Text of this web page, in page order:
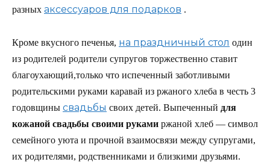
разных аксессуаров для подарков .
Кроме вкусного печенья, на праздничный стол один
из родителей родители супругов торжественно ставит
благоухающий,только что испеченный заботливыми
родительскими руками каравай из ржаного хлеба в честь 3
годовщины свадьбы своих детей. Выпеченный для
кожаной свадьбы своими руками ржаной хлеб — символ
семейного уюта и прочной взаимосвязи между супругами,
их родителями, родственниками и близкими друзьями.